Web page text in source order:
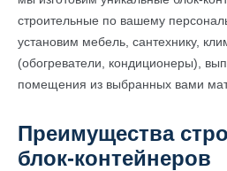
строительные по вашему
установим мебель, сантехнику,
(обогреватели, кондиционеры),
помещения из выбранных вами
Преимущества
блок-контейнеров